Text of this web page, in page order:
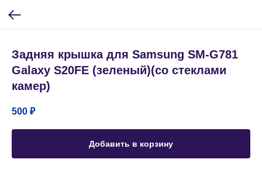
Задняя крышка для Samsung SM-G781
Galaxy S20FE (зеленый)(со стеклами
камер)
500 ₽
Добавить в корзину